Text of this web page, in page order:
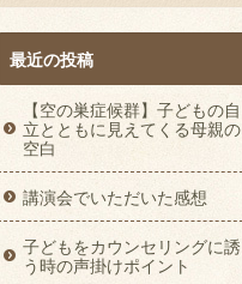
最近の投稿
【空の巣症候群】子どもの自
立とともに見えてくる母親の
空白
講演会でいただいた感想
子どもをカウンセリングに誘
う時の声掛けポイント